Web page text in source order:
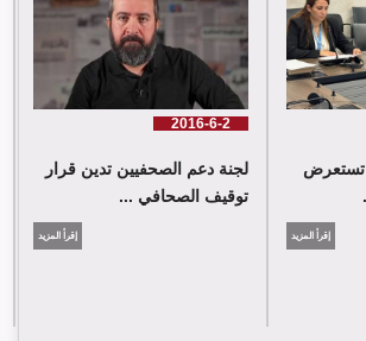
قرار توقيف الصحافي حسن عليق
تستعرض
إقرأ المزيد
2016-6-2
لجنة دعم الصحفيين تدين قرار
توقيف الصحافي ...
إقرأ المزيد